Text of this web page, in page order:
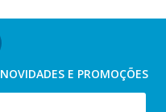
NOVIDADES E PROMOÇÕES